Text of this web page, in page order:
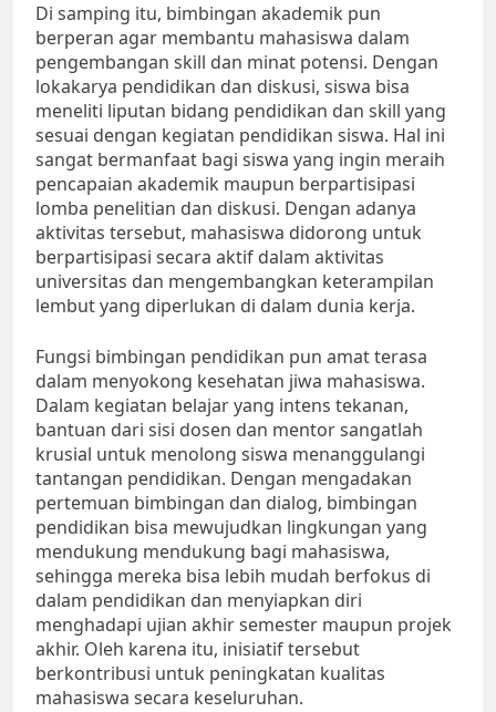
Di samping itu, bimbingan akademik pun
berperan agar membantu mahasiswa dalam
pengembangan skill dan minat potensi. Dengan
lokakarya pendidikan dan diskusi, siswa bisa
meneliti liputan bidang pendidikan dan skill yang
sesuai dengan kegiatan pendidikan siswa. Hal ini
sangat bermanfaat bagi siswa yang ingin meraih
pencapaian akademik maupun berpartisipasi
lomba penelitian dan diskusi. Dengan adanya
aktivitas tersebut, mahasiswa didorong untuk
berpartisipasi secara aktif dalam aktivitas
universitas dan mengembangkan keterampilan
lembut yang diperlukan di dalam dunia kerja.
Fungsi bimbingan pendidikan pun amat terasa
dalam menyokong kesehatan jiwa mahasiswa.
Dalam kegiatan belajar yang intens tekanan,
bantuan dari sisi dosen dan mentor sangatlah
krusial untuk menolong siswa menanggulangi
tantangan pendidikan. Dengan mengadakan
pertemuan bimbingan dan dialog, bimbingan
pendidikan bisa mewujudkan lingkungan yang
mendukung mendukung bagi mahasiswa,
sehingga mereka bisa lebih mudah berfokus di
dalam pendidikan dan menyiapkan diri
menghadapi ujian akhir semester maupun projek
akhir. Oleh karena itu, inisiatif tersebut
berkontribusi untuk peningkatan kualitas
mahasiswa secara keseluruhan.